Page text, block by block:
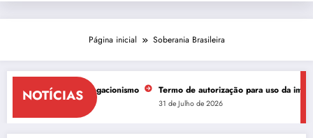
Página inicial Soberania Brasileira
NOTÍCIAS
ressuscita negacionismo
de 2026
Termo de autorização para uso da imagem
31 de Julho de 2026